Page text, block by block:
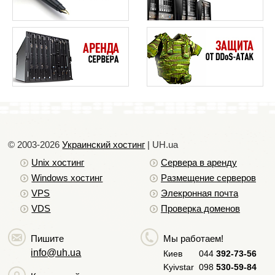
© 2003-2026Украинский хостинг | UH.ua
Unix хостинг
Windows хостинг
VPS
VDS
Сервера в аренду
Размещение серверов
Элекронная почта
Проверка доменов
Пишите
info@uh.ua
Мы работаем!
Киев 044 392-73-56
Kyivstar 098 530-59-84